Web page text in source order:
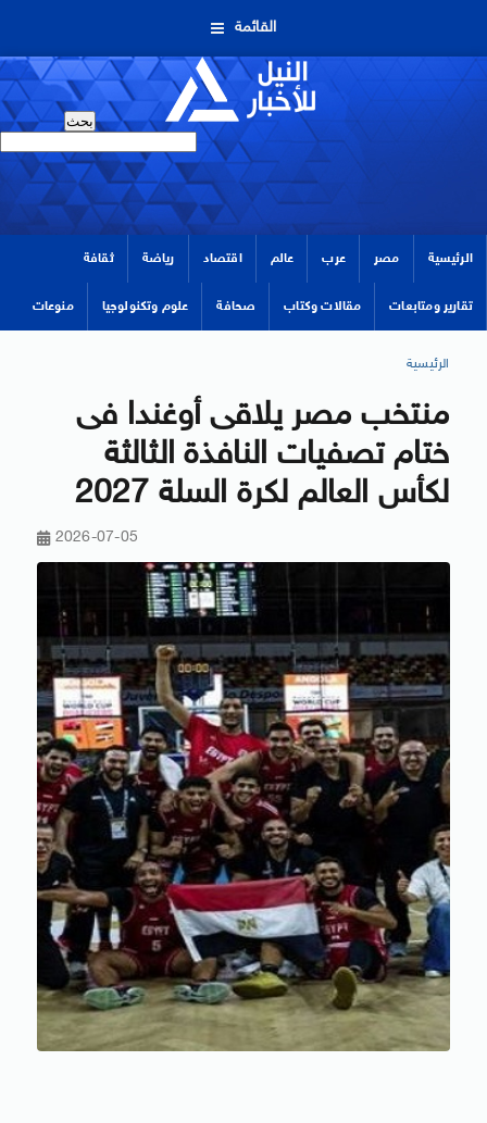
القائمة
الرئيسية مصر عرب عالم اقتصاد رياضة ثقافة
تقارير ومتابعات مقالات وكتاب صحافة علوم وتكنولوجيا منوعات
الرئيسية
منتخب مصر يلاقى أوغندا فى
ختام تصفيات النافذة الثالثة
لكأس العالم لكرة السلة 2027
2026-07-05